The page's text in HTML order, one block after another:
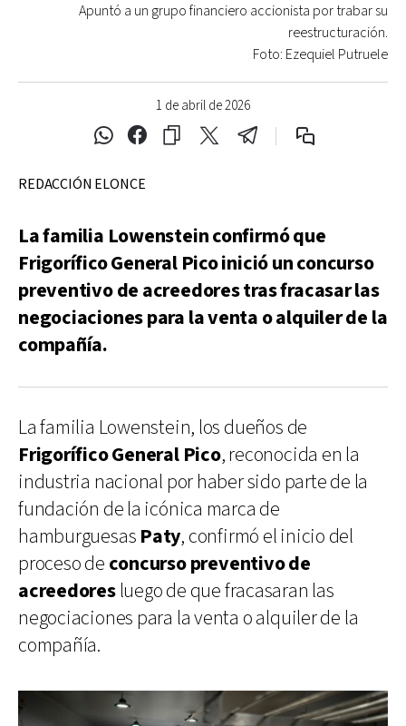
1 de abril de 2026
Apuntó a un grupo financiero accionista por trabar su
reestructuración.
Foto: Ezequiel Putruele
REDACCIÓN ELONCE
La familia Lowenstein confirmó que
Frigorífico General Pico inició un concurso
preventivo de acreedores tras fracasar las
negociaciones para la venta o alquiler de la
compañía.
La familia Lowenstein, los dueños de
Frigorífico General Pico, reconocida en la
industria nacional por haber sido parte de la
fundación de la icónica marca de
hamburguesas Paty, confirmó el inicio del
proceso de concurso preventivo de
acreedoresluego de que fracasaran las
negociaciones para la venta o alquiler de la
compañía.